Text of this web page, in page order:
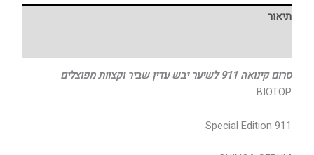
תיאור
סרום קינואה 911 לשיער יבש עדין שביר וקצוות מפוצלים
BIOTOP
911 Special Edition